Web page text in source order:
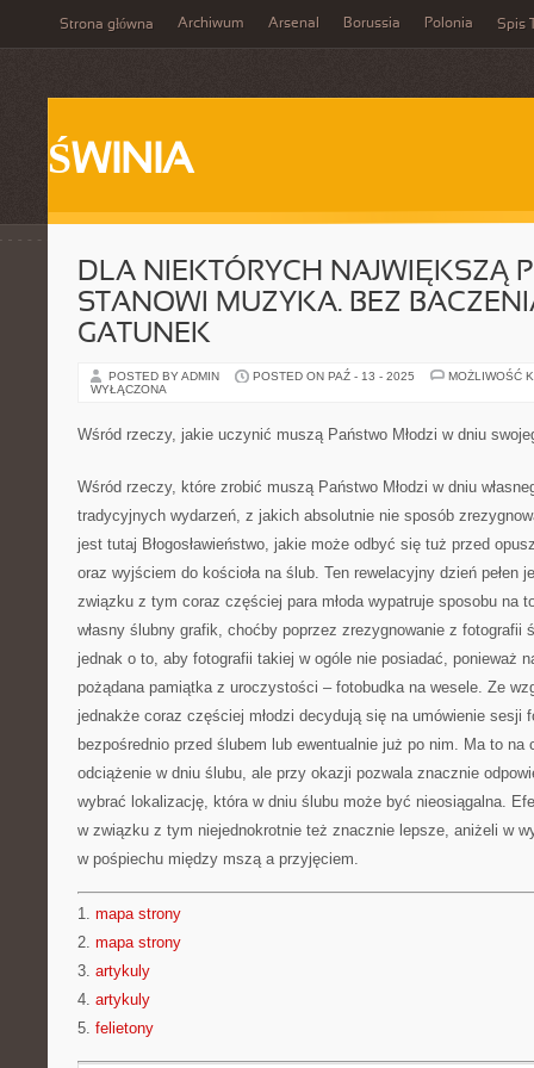
Strona główna Archiwum Arsenal Borussia Polonia Spis
ŚWINIA
DLA NIEKTÓRYCH NAJWIĘKSZĄ
STANOWI MUZYKA. BEZ
GATUNEK
POSTED BY ADMIN POSTED ON PAŹ - 13 - 2025
MOŻLIWOŚĆ
WYŁĄCZONA
Wśród rzeczy, jakie uczynić muszą Państwo Młodzi w dniu
Wśród rzeczy, które zrobić muszą Państwo Młodzi w dniu
tradycyjnych wydarzeń, z jakich absolutnie nie sposób
jest tutaj Błogosławieństwo, jakie może odbyć się tuż przed
oraz wyjściem do kościoła na ślub. Ten rewelacyjny dzień pełen
związku z tym coraz częściej para młoda wypatruje sposobu na
własny ślubny grafik, choćby poprzez zrezygnowanie z fotografii
jednak o to, aby fotografii takiej w ogóle nie posiadać, ponieważ
pożądana pamiątka z uroczystości – fotobudka na wesele. Ze
jednakże coraz częściej młodzi decydują się na umówienie sesji
bezpośrednio przed ślubem lub ewentualnie już po nim. Ma to
odciążenie w dniu ślubu, ale przy okazji pozwala znacznie
wybrać lokalizację, która w dniu ślubu może być nieosiągalna.
w związku z tym niejednokrotnie też znacznie lepsze, aniżeli w
w pośpiechu między mszą a przyjęciem.
1. mapa strony
2. mapa strony
3. artykuly
4. artykuly
5. felietony